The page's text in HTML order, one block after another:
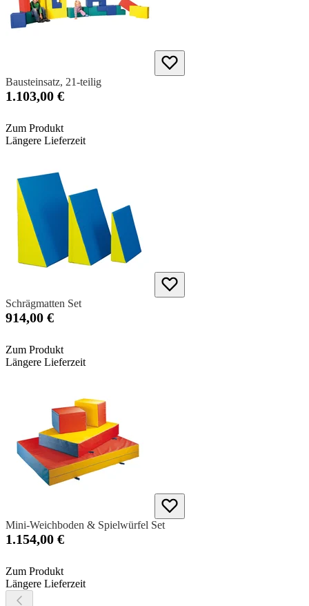
Bausteinsatz, 21-teilig
1.103,00 €
Zum Produkt
Längere Lieferzeit
Schrägmatten Set
914,00 €
Zum Produkt
Längere Lieferzeit
Mini-Weichboden & Spielwürfel Set
1.154,00 €
Zum Produkt
Längere Lieferzeit